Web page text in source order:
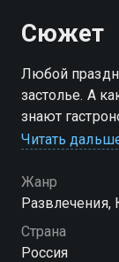
Сюжет
Любой
застолье. А
знают
повар
Посмотреть
вы можете
качестве на
Читать
Жанр
Развлечения,
Страна
Россия